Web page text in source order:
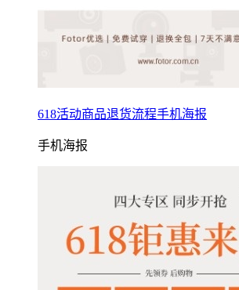
618活动商品退货流程手机海报
手机海报